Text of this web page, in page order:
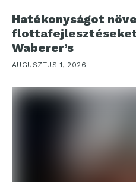
Hatékonyságot
Waberer’s
AUGUSZTUS 1, 2026